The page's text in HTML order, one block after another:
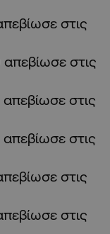
στις
απεβίωσε στις
απεβίωσε στις
απεβίωσε στις
στις
στις